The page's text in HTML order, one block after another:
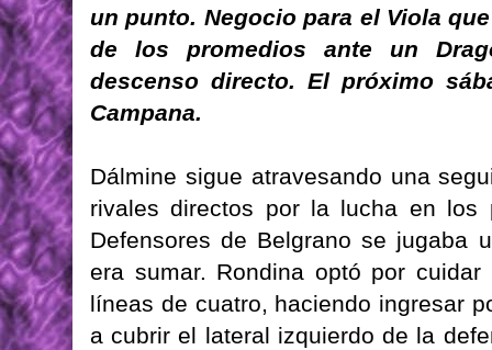
un punto. Negocio para el Viola
de los promedios ante un
descenso directo. El próximo
Campana.
Dálmine sigue atravesando una
rivales directos por la lucha en los
Defensores de Belgrano se jugaba
era sumar. Rondina optó por
líneas de cuatro, haciendo ingresar
a cubrir el lateral izquierdo de la